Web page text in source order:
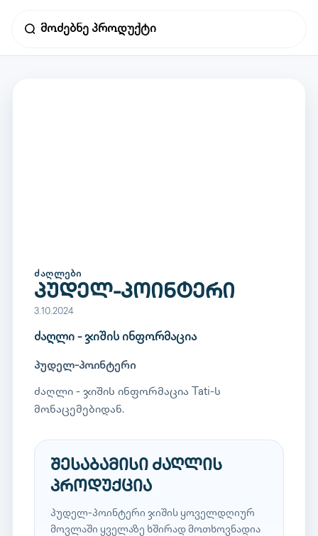
ᲫᲐᲦᲚᲔᲑᲘ
პუდელ-პოინტერი
3.10.2024
ძაღლი - ჯიშის ინფორმაცია
პუდელ-პოინტერი
ძაღლი - ჯიშის ინფორმაცია Tati-ს
მონაცემებიდან.
შესაბამისი ძაღლის
პროდუქცია
პუდელ-პოინტერი ჯიშის ყოველდღიურ
მოვლაში ყველაზე ხშირად მოთხოვნადია